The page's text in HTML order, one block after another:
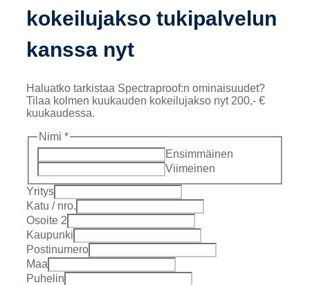
kokeilujakso tukipalvelun
kanssa nyt
Haluatko tarkistaa Spectraproof:n ominaisuudet?
Tilaa kolmen kuukauden kokeilujakso nyt 200,- €
kuukaudessa.
Nimi *
Ensimmäinen
Viimeinen
Yritys
Katu / nro.
Osoite 2
Kaupunki
Postinumero
Maa
Puhelin